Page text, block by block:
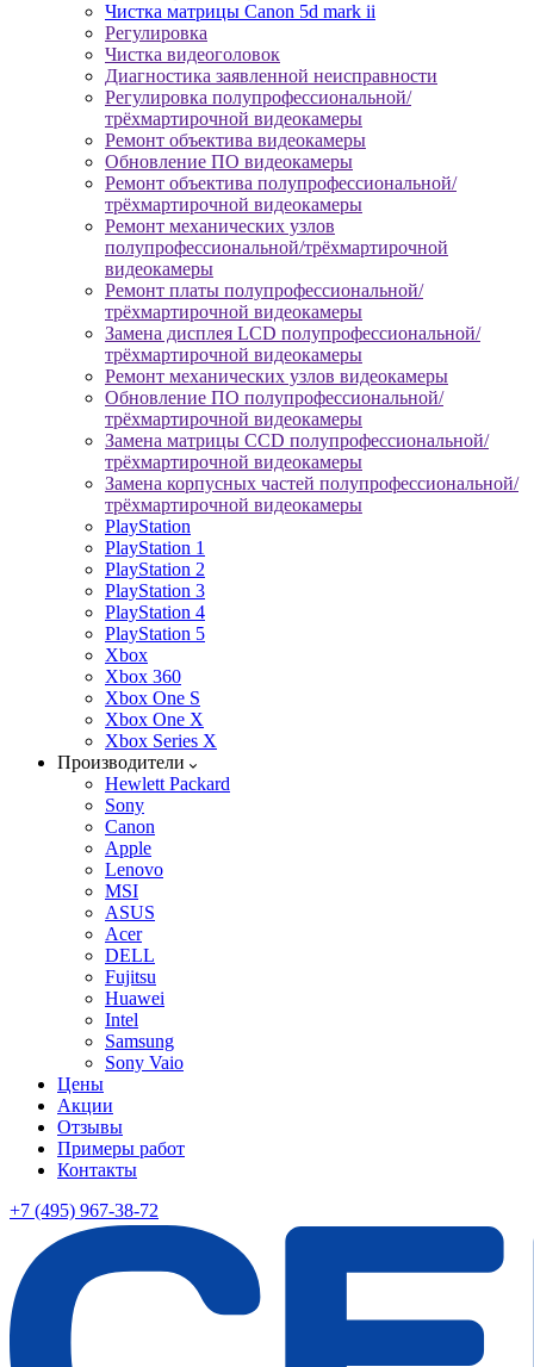
Чистка матрицы Canon 5d mark ii
Регулировка
Чистка видеоголовок
Диагностика заявленной неисправности
Регулировка полупрофессиональной/
трёхмартирочной видеокамеры
Ремонт объектива видеокамеры
Обновление ПО видеокамеры
Ремонт объектива полупрофессиональной/
трёхмартирочной видеокамеры
Ремонт механических узлов
полупрофессиональной/трёхмартирочной
видеокамеры
Ремонт платы полупрофессиональной/
трёхмартирочной видеокамеры
Замена дисплея LCD полупрофессиональной/
трёхмартирочной видеокамеры
Ремонт механических узлов видеокамеры
Обновление ПО полупрофессиональной/
трёхмартирочной видеокамеры
Замена матрицы CCD полупрофессиональной/
трёхмартирочной видеокамеры
Замена корпусных частей полупрофессиональной/
трёхмартирочной видеокамеры
PlayStation
PlayStation 1
PlayStation 2
PlayStation 3
PlayStation 4
PlayStation 5
Xbox
Xbox 360
Xbox One S
Xbox One X
Xbox Series X
Производители
Hewlett Packard
Sony
Canon
Apple
Lenovo
MSI
ASUS
Acer
DELL
Fujitsu
Huawei
Intel
Samsung
Sony Vaio
Цены
Акции
Отзывы
Примеры работ
Контакты
+7 (495) 967-38-72